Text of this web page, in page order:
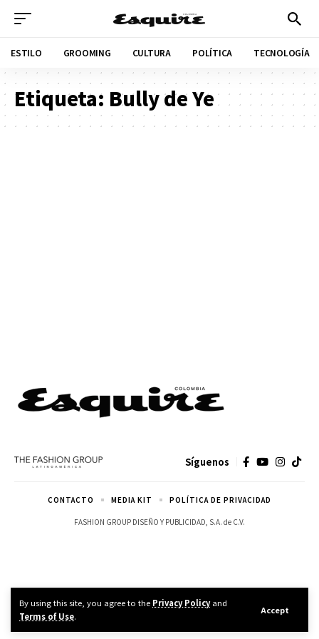
By using this site, you agree to the Privacy Policyand
Terms of Use.
Accept
ESTILO GROOMING CULTURA POLÍTICA TECNOLOGÍA
Etiqueta: Bully de Ye
Síguenos
FASHION GROUP DISEÑO Y PUBLICIDAD, S.A. de C.V.
CONTACTO MEDIA KIT POLÍTICA DE PRIVACIDAD